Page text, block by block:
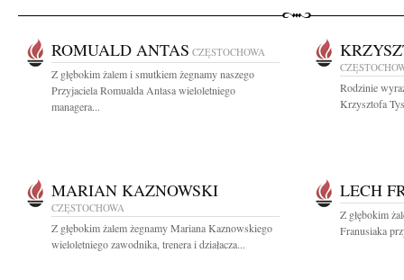
ROMUALD ANTAS CZĘSTOCHOWA
Z głębokim żalem i smutkiem żegnamy naszego
Przyjaciela Romualda Antasa wieloletniego
managera...
Rodzinie
Krzysztofa
MARIAN KAZNOWSKI
CZĘSTOCHOWA
Z głębokim żalem żegnamy Mariana Kaznowskiego
wieloletniego zawodnika, trenera i działacza...
LECH
Z głębokim
Franusiaka